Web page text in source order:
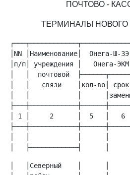
ПОЧТОВО -
ТЕРМИНАЛЫ НОВОГО
│NN │Наименование│
│п/п│ учреждения │
│   │  почтовой
│   │   связи    │кол-во│
│   │            │
│ 1 │     2      │  5   │
│   ├────────────┤
│   │Северный    │